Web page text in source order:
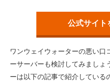
公式サイト
ワンウェイウォーターの悪い口
ーサーバーも検討してみましょ
ーは以下の記事で紹介している